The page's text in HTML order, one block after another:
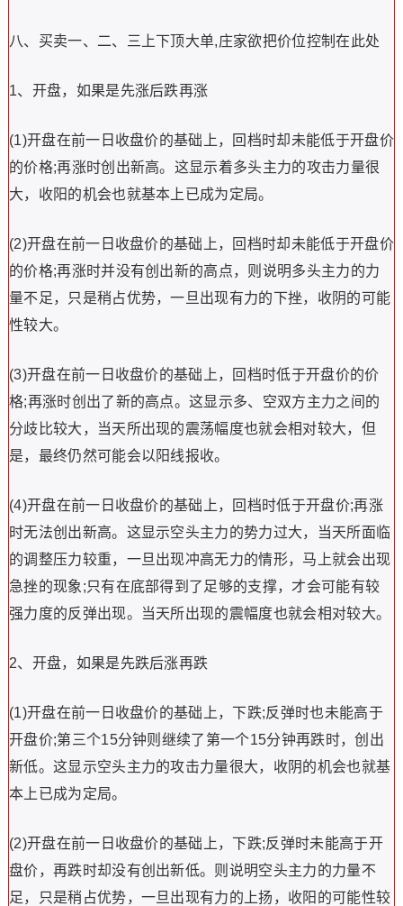
八、买卖一、二、三上下顶大单,庄家欲把价位控制在此处
1、开盘，如果是先涨后跌再涨
(1)开盘在前一日收盘价的基础上，回档时却未能低于开盘价
的价格;再涨时创出新高。这显示着多头主力的攻击力量很
大，收阳的机会也就基本上已成为定局。
(2)开盘在前一日收盘价的基础上，回档时却未能低于开盘价
的价格;再涨时并没有创出新的高点，则说明多头主力的力
量不足，只是稍占优势，一旦出现有力的下挫，收阴的可能
性较大。
(3)开盘在前一日收盘价的基础上，回档时低于开盘价的价
格;再涨时创出了新的高点。这显示多、空双方主力之间的
分歧比较大，当天所出现的震荡幅度也就会相对较大，但
是，最终仍然可能会以阳线报收。
(4)开盘在前一日收盘价的基础上，回档时低于开盘价;再涨
时无法创出新高。这显示空头主力的势力过大，当天所面临
的调整压力较重，一旦出现冲高无力的情形，马上就会出现
急挫的现象;只有在底部得到了足够的支撑，才会可能有较
强力度的反弹出现。当天所出现的震幅度也就会相对较大。
2、开盘，如果是先跌后涨再跌
(1)开盘在前一日收盘价的基础上，下跌;反弹时也未能高于
开盘价;第三个15分钟则继续了第一个15分钟再跌时，创出
新低。这显示空头主力的攻击力量很大，收阴的机会也就基
本上已成为定局。
(2)开盘在前一日收盘价的基础上，下跌;反弹时未能高于开
盘价，再跌时却没有创出新低。则说明空头主力的力量不
足，只是稍占优势，一旦出现有力的上扬，收阳的可能性较